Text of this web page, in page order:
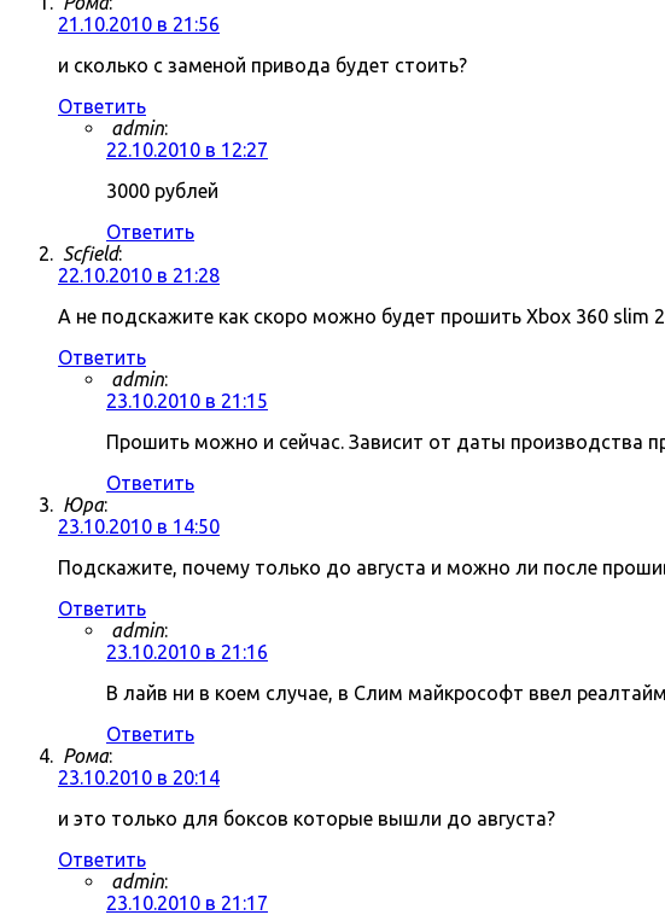
21.10.2010 в 21:56
и сколько с заменой привода будет стоить?
Ответить
admin:
22.10.2010 в 12:27
3000 рублей
Ответить
Scfield:
22.10.2010 в 21:28
А не подскажите как скоро можно будет прошить Xbox 360 slim
Ответить
admin:
23.10.2010 в 21:15
Прошить можно и сейчас. Зависит от даты производства
Ответить
Юра:
23.10.2010 в 14:50
Подскажите, почему только до августа и можно ли после
Ответить
admin:
23.10.2010 в 21:16
В лайв ни в коем случае, в Слим майкрософт ввел
Ответить
Рома:
23.10.2010 в 20:14
и это только для боксов которые вышли до августа?
Ответить
admin:
23.10.2010 в 21:17